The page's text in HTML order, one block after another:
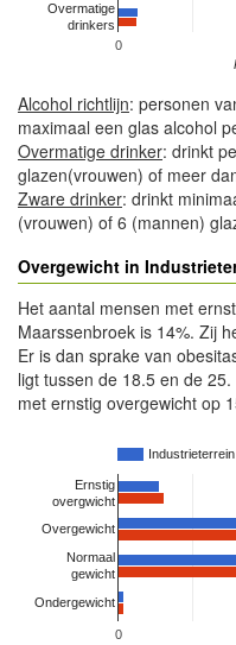
0
Overmatige
drinkers
Alcohol richtlijn: personen
maximaal een glas alcohol
Overmatige drinker: drinkt
glazen(vrouwen) of meer
Zware drinker: drinkt
(vrouwen) of 6 (mannen)
Overgewicht in
Het aantal mensen met
Maarssenbroek is 14%. Zij
Er is dan sprake van
ligt tussen de 18.5 en de
met ernstig overgewicht op
0
Ernstig
overgwicht
Overgewicht
Normaal
gewicht
Ondergewicht